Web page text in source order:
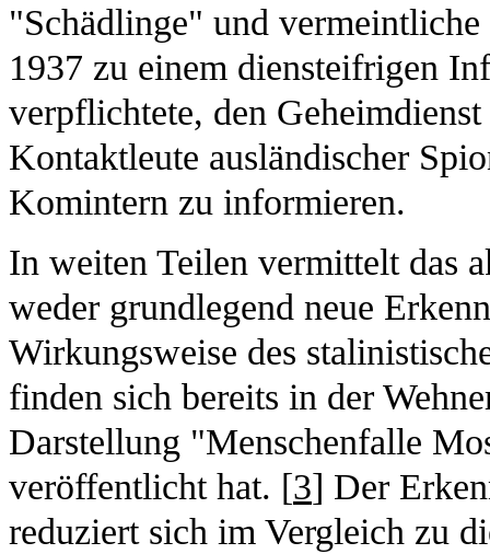
"Schädlinge" und
1937 zu einem diensteifrigen
verpflichtete, den
Kontaktleute ausländischer
Komintern zu informieren.
In weiten Teilen vermittelt das
weder grundlegend neue
Wirkungsweise des
finden sich bereits in der
Darstellung "Menschenfalle
veröffentlicht hat. [3] Der
reduziert sich im Vergleich zu